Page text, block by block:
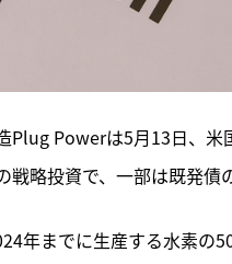
Plug Powerは5月13日、米
戦略投資で、一部は既発債
年までに生産する水素の